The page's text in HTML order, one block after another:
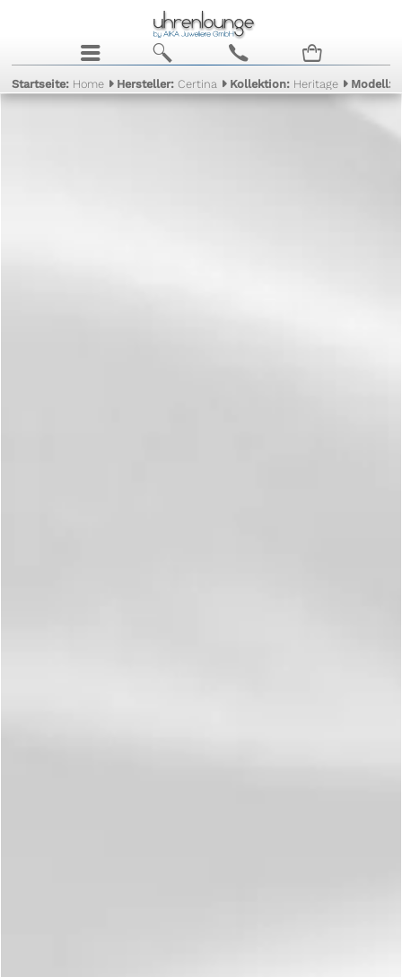
j b c n
Startseite: Home Hersteller:Certina Kollektion: Heritage Modell: